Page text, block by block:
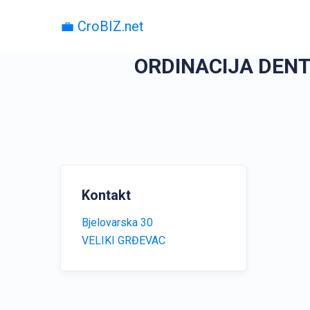
💼 CroBIZ.net
ORDINACIJA
Kontakt
Bjelovarska 30
VELIKI GRĐEVAC